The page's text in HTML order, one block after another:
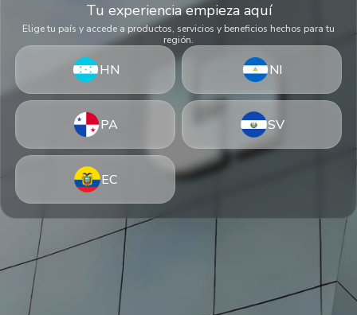
Tu experiencia empieza aquí
Elige tu país y accede a productos, servicios y beneficios hechos para tu
región.
HN NI
PA SV
EC